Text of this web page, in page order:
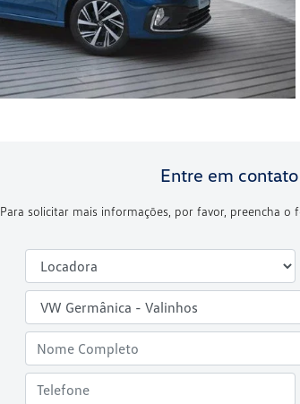
Entre em
Para solicitar mais informações, por favor, preencha